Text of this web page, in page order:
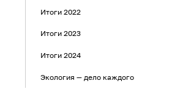
Итоги 2022
Итоги 2023
Итоги 2024
Экология — дело каждого